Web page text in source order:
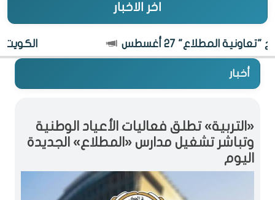
اخر الاخبار
المطلاع" 27 أغسطس الكويت
أخبار
«التربية» تطلق فعاليات الأعياد الوطنية
وتباشر تشغيل مدارس «المطلاع» الجديدة
اليوم